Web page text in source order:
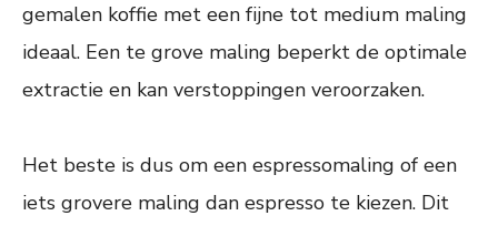
gemalen koffie met een fijne tot medium maling
ideaal. Een te grove maling beperkt de optimale
extractie en kan verstoppingen veroorzaken.
Het beste is dus om een espressomaling of een
iets grovere maling dan espresso te kiezen. Dit